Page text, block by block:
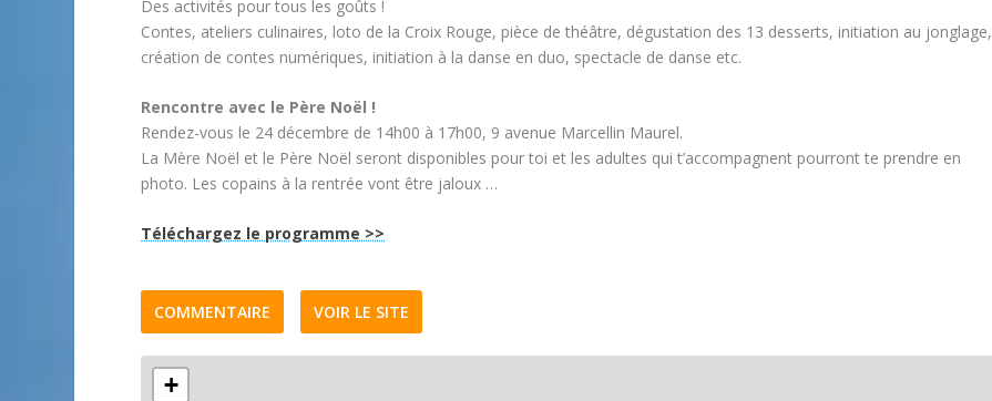
Des activités pour tous les goûts !
Contes, ateliers culinaires, loto de la Croix Rouge, pièce de théâtre, dégustation des 13 desserts, initiation au jonglage,
création de contes numériques, initiation à la danse en duo, spectacle de danse etc.
Rencontre avec le Père Noël !
Rendez-vous le 24 décembre de 14h00 à 17h00, 9 avenue Marcellin Maurel.
La Mère Noël et le Père Noël seront disponibles pour toi et les adultes qui t’accompagnent pourront te prendre en
photo. Les copains à la rentrée vont être jaloux …
Téléchargez le programme >>
COMMENTAIRE VOIR LE SITE
+